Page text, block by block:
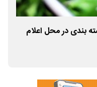
بندی در محل اعلام